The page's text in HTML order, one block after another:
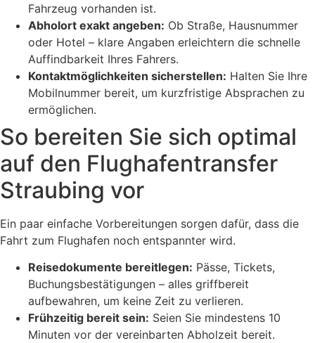
Fahrzeug vorhanden ist.
Abholort exakt angeben: Ob Straße, Hausnummer
oder Hotel – klare Angaben erleichtern die schnelle
Auffindbarkeit Ihres Fahrers.
Kontaktmöglichkeiten sicherstellen: Halten Sie Ihre
Mobilnummer bereit, um kurzfristige Absprachen zu
ermöglichen.
So bereiten Sie sich optimal
auf den Flughafentransfer
Straubing vor
Ein paar einfache Vorbereitungen sorgen dafür, dass die
Fahrt zum Flughafen noch entspannter wird.
Reisedokumente bereitlegen: Pässe, Tickets,
Buchungsbestätigungen – alles griffbereit
aufbewahren, um keine Zeit zu verlieren.
Frühzeitig bereit sein: Seien Sie mindestens 10
Minuten vor der vereinbarten Abholzeit bereit.